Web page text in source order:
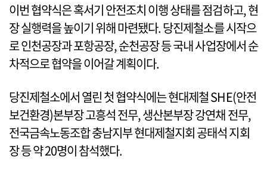
이번 협약식은 혹서기 안전조치 이행 상태를 점검하고, 현
장 실행력을 높이기 위해 마련됐다. 당진제철소를 시작으
로 인천공장과 포항공장, 순천공장 등 국내 사업장에서 순
차적으로 협약을 이어갈 계획이다.
당진제철소에서 열린 첫 협약식에는 현대제철 SHE(안전
보건환경)본부장 고흥석 전무, 생산본부장 강연채 전무,
전국금속노동조합 충남지부 현대제철지회 공태석 지회
장 등 약 20명이 참석했다.